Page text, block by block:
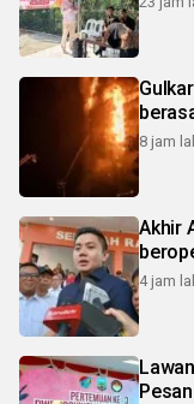
8 jam
Akhir
4 jam